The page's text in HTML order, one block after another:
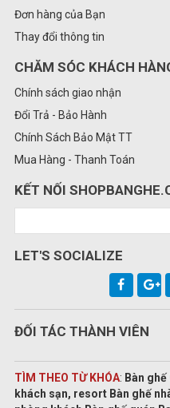
Đơn hàng của Bạn
Thay đổi thông tin
CHĂM SÓC KHÁCH
Chính sách giao nhận
Đổi Trả - Bảo Hành
Chính Sách Bảo Mật TT
Mua Hàng - Thanh Toán
KẾT NỐI
LET'S SOCIALIZE
ĐỐI TÁC THÀNH VIÊN
TÌM THEO TỪ KHÓA: Bàn
khách sạn, resort Bàn ghế